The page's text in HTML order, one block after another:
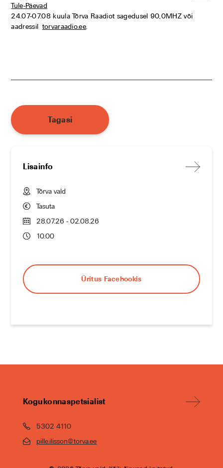
Lisainfo
Tõrva vald
Tasuta
28.07.26 - 02.08.26
10.00
Üritus Facebookis
Tule-Päevad
24.07-07.08 kuula Tõrva Raadiot sagedusel 90,0MHZ või
aadressiltorvaraadio.ee
Tagasi
Kogukonnaspetsialist
5302 4110
pille.ilisson@torva.ee